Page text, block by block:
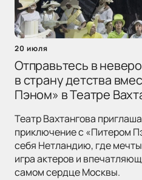
20 июля
Отправьтесь в
в страну детства
Пэном» в Театре
Театр Вахтангова
приключение с «Питером
себя Нетландию, где
игра актеров и
самом сердце Москвы.